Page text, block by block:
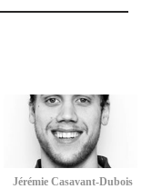
Jérémie Casavant-Dubois